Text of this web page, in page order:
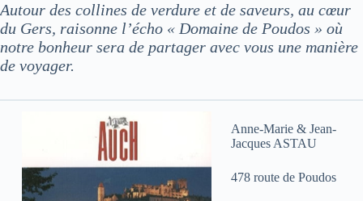
Autour des collines de verdure et de saveurs, au cœur
du Gers, raisonne l’écho « Domaine de Poudos » où
notre bonheur sera de partager avec vous une manière
de voyager.
Anne-Marie & Jean-
Jacques ASTAU
478 route de Poudos